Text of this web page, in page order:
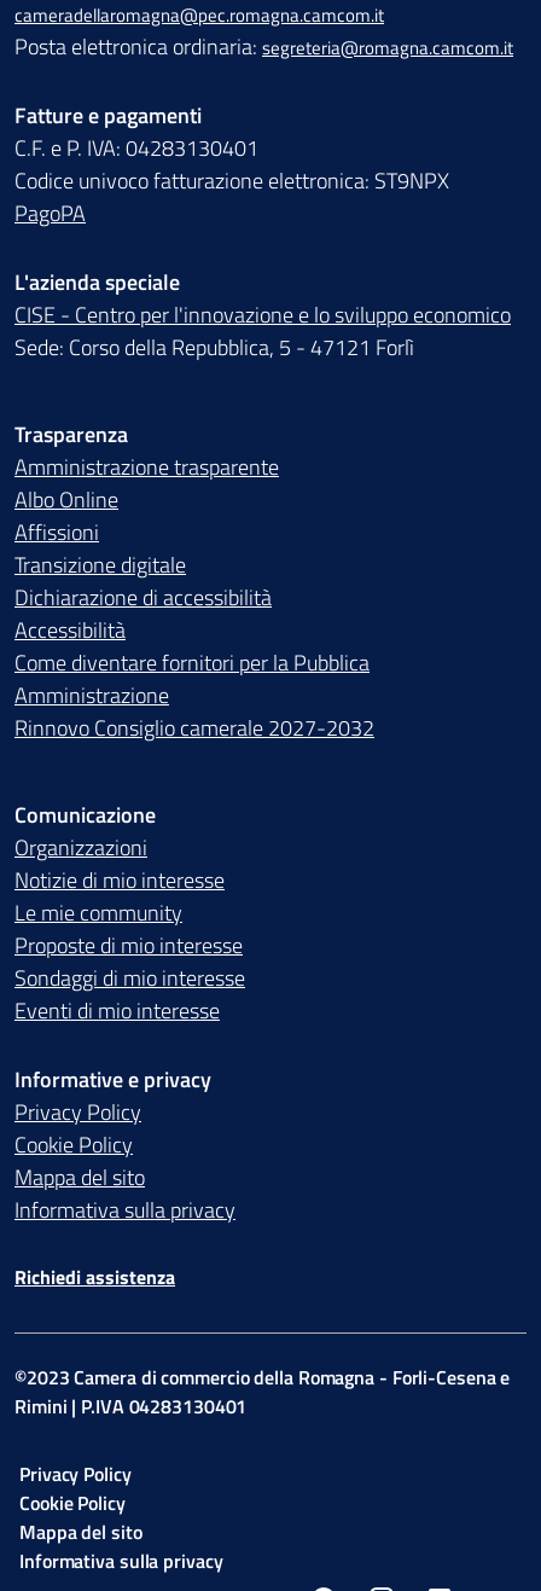
cameradellaromagna@pec.romagna.camcom.it
Posta elettronica ordinaria: segreteria@romagna.camcom.it
Fatture e pagamenti
C.F. e P. IVA: 04283130401
Codice univoco fatturazione elettronica: ST9NPX
PagoPA
L'azienda speciale
CISE - Centro per l'innovazione e lo sviluppo economico
Sede: Corso della Repubblica, 5 - 47121 Forlì
Trasparenza
Amministrazione trasparente
Albo Online
Affissioni
Transizione digitale
Dichiarazione di accessibilità
Accessibilità
Come diventare fornitori per la Pubblica
Amministrazione
Rinnovo Consiglio camerale 2027-2032
Comunicazione
Organizzazioni
Notizie di mio interesse
Le mie community
Proposte di mio interesse
Sondaggi di mio interesse
Eventi di mio interesse
Informative e privacy
Privacy Policy
Cookie Policy
Mappa del sito
Informativa sulla privacy
Richiedi assistenza
©2023 Camera di commercio della Romagna - Forli-Cesena e
Rimini | P.IVA 04283130401
Privacy Policy
Cookie Policy
Mappa del sito
Informativa sulla privacy